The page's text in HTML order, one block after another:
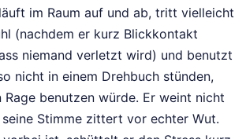
im Raum auf und ab, tritt vielleicht
(nachdem er kurz Blickkontakt
niemand verletzt wird) und benutzt
nicht in einem Drehbuch stünden,
benutzen würde. Er weint nicht
Stimme zittert vor echter Wut.